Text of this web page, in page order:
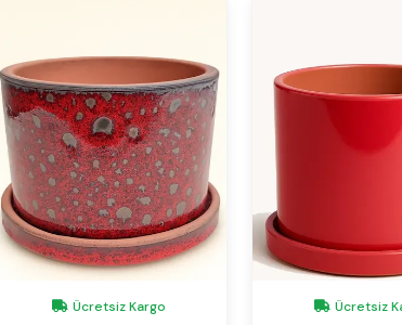
Ücretsiz Kargo Ücretsiz